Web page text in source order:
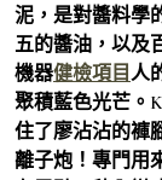
泥，是對醬料學
五的醬油，以及
機器健檢項目人
聚積藍色光芒。
住了廖沾沾的褲
離子炮！專門用